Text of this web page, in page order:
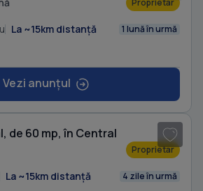
Proprietar
La ~15km distanță 1 lună în urmă
Vezi anunțul
de 60 mp, în Central
Proprietar
La ~15km distanță 4 zile în urmă